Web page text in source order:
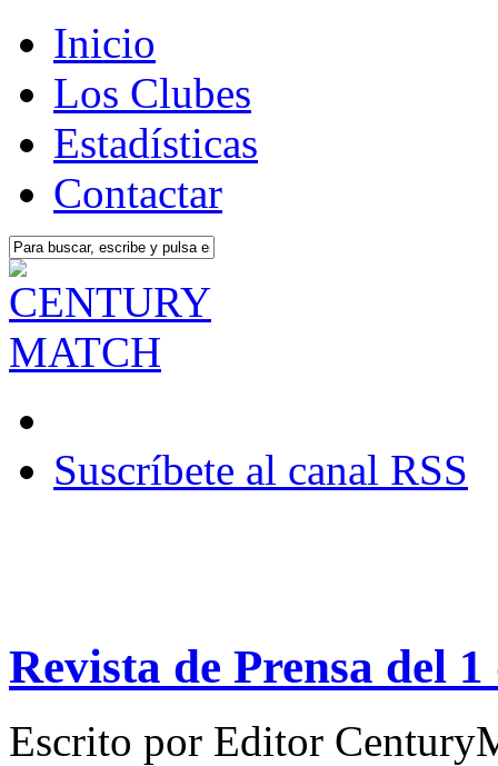
Inicio
Los Clubes
Estadísticas
Contactar
Suscríbete al canal RSS
Revista de Prensa del
Escrito por Editor